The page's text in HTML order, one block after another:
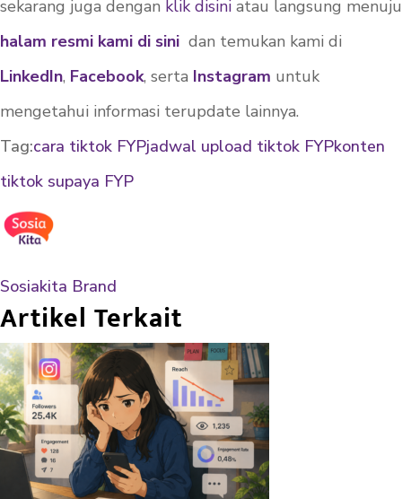
sekarang juga dengan klik disini atau langsung menuju
halam resmi kami di sini dan temukan kami di
LinkedIn, Facebook, serta Instagram untuk
mengetahui informasi terupdate lainnya.
Tag:cara tiktok FYPjadwal upload tiktok FYPkonten
tiktok supaya FYP
Sosiakita Brand
Artikel Terkait